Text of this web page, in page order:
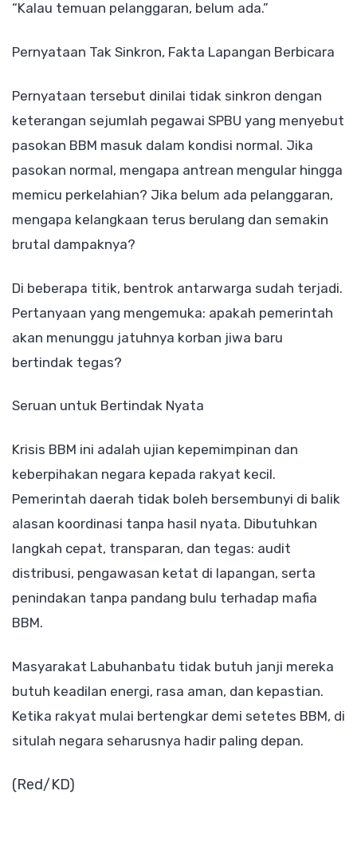
“Kalau temuan pelanggaran, belum ada.”
Pernyataan Tak Sinkron, Fakta Lapangan Berbicara
Pernyataan tersebut dinilai tidak sinkron dengan
keterangan sejumlah pegawai SPBU yang menyebut
pasokan BBM masuk dalam kondisi normal. Jika
pasokan normal, mengapa antrean mengular hingga
memicu perkelahian? Jika belum ada pelanggaran,
mengapa kelangkaan terus berulang dan semakin
brutal dampaknya?
Di beberapa titik, bentrok antarwarga sudah terjadi.
Pertanyaan yang mengemuka: apakah pemerintah
akan menunggu jatuhnya korban jiwa baru
bertindak tegas?
Seruan untuk Bertindak Nyata
Krisis BBM ini adalah ujian kepemimpinan dan
keberpihakan negara kepada rakyat kecil.
Pemerintah daerah tidak boleh bersembunyi di balik
alasan koordinasi tanpa hasil nyata. Dibutuhkan
langkah cepat, transparan, dan tegas: audit
distribusi, pengawasan ketat di lapangan, serta
penindakan tanpa pandang bulu terhadap mafia
BBM.
Masyarakat Labuhanbatu tidak butuh janji mereka
butuh keadilan energi, rasa aman, dan kepastian.
Ketika rakyat mulai bertengkar demi setetes BBM, di
situlah negara seharusnya hadir paling depan.
(Red/KD)